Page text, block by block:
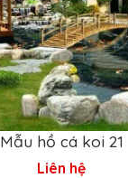
Mẫu hồ cá koi 21
Liên hệ